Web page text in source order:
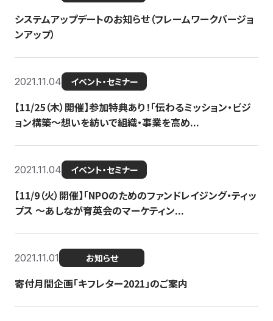
システムアップデートのお知らせ（フレームワークバージョ
ンアップ）
2021.11.04 イベント・セミナー
【11/25（木）開催】参加特典あり！「伝わるミッション・ビジ
ョン構築〜想いを紡いで組織・事業を高め...
2021.11.04 イベント・セミナー
【11/9（火）開催】「NPOのためのファンドレイジング・ティッ
プス 〜あしなが育英会のマーケティン...
2021.11.01 お知らせ
寄付月間企画「キフレター2021」のご案内